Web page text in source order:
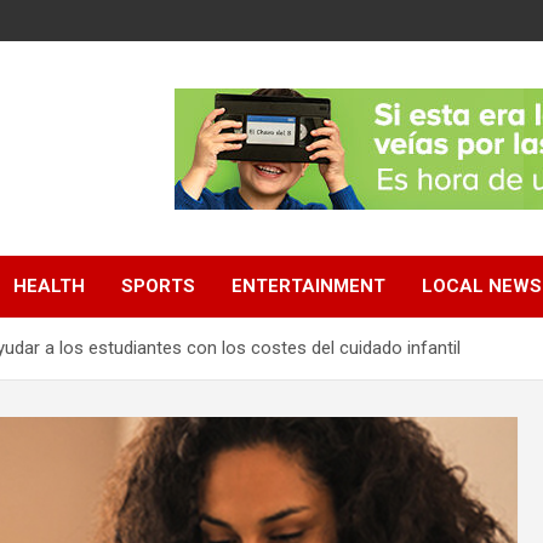
HEALTH SPORTS ENTERTAINMENT LOCAL NEWS
a los estudiantes con los costes del cuidado infantil